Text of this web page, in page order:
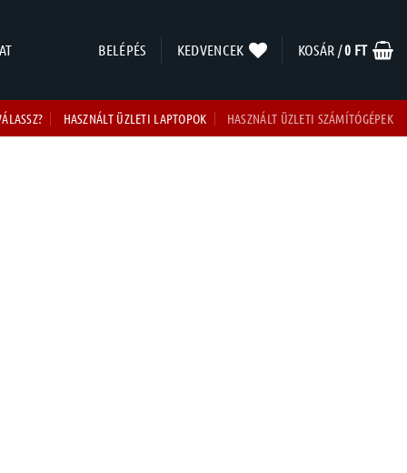
BELÉPÉS KEDVENCEK KOSÁR /0 FT
HASZNÁLT ÜZLETI LAPTOPOK HASZNÁLT ÜZLETI SZÁMÍTÓGÉPEK